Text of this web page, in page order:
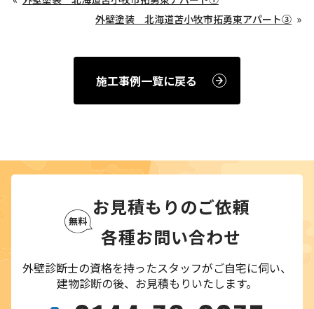
外壁塗装 北海道苫小牧市拓勇東アパート③
施工事例一覧に戻る
お見積もりのご依頼
各種お問い合わせ
外壁診断士の資格を持ったスタッフがご自宅に伺い、
建物診断の後、お見積もりいたします。